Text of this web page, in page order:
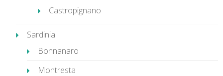
Castropignano
Sardinia
Bonnanaro
Montresta